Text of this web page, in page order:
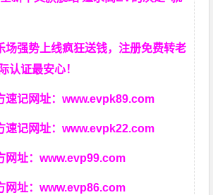
场强势上线疯狂送钱，注册免费转老
认证最安心！
速记网址：www.evpk89.com
速记网址：www.evpk22.com
网址：www.evp99.com
网址：www.evp86.com